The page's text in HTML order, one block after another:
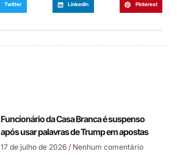
Twitter LinkedIn Pinterest
Funcionário da Casa Branca é suspenso
após usar palavras de Trump em apostas
17 de julho de 2026 Nenhum comentário